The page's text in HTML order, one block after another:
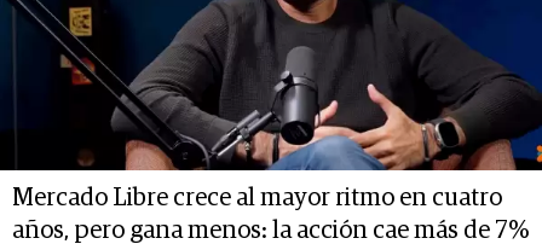
Mercado Libre crece al mayor ritmo en cuatro
años, pero gana menos: la acción cae más de 7%